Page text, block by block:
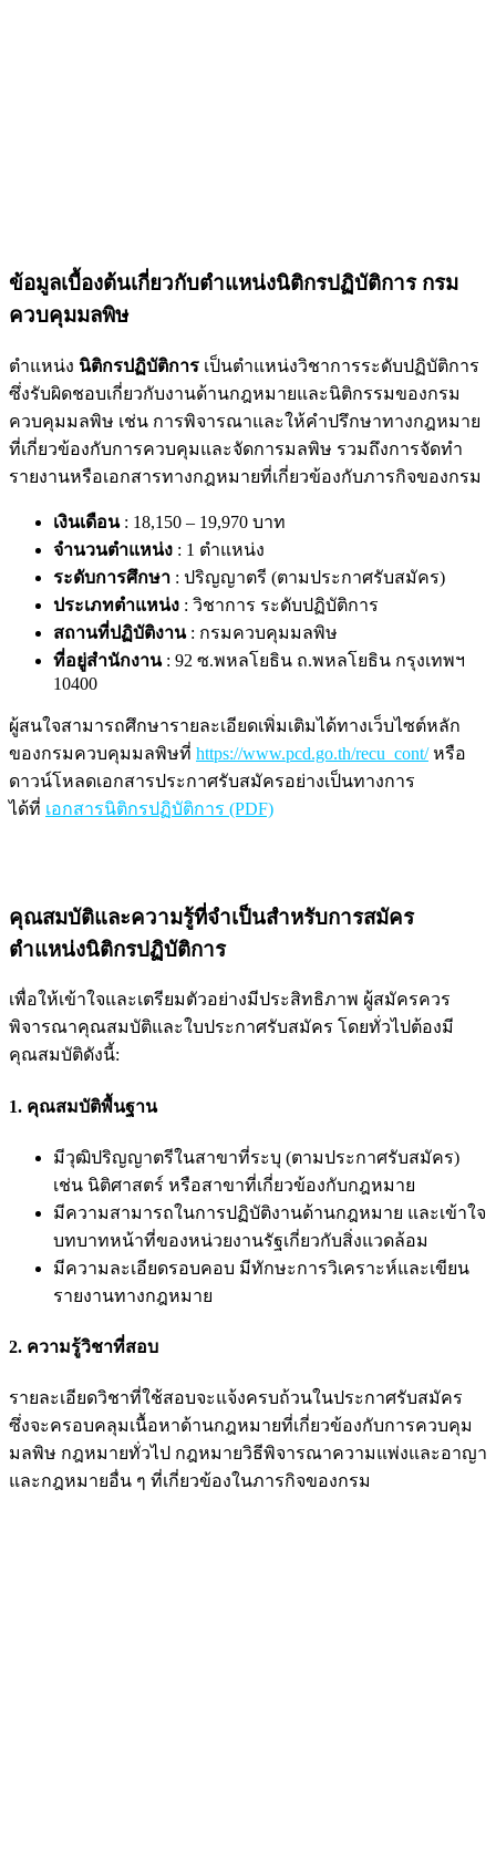
ข้อมูลเบื้องต้นเกี่ยวกับตำแหน่งนิติกรปฏิบัติการ กรม
ควบคุมมลพิษ
ตำแหน่ง นิติกรปฏิบัติการ เป็นตำแหน่งวิชาการระดับปฏิบัติการ
ซึ่งรับผิดชอบเกี่ยวกับงานด้านกฎหมายและนิติกรรมของกรม
ควบคุมมลพิษ เช่น การพิจารณาและให้คำปรึกษาทางกฎหมาย
ที่เกี่ยวข้องกับการควบคุมและจัดการมลพิษ รวมถึงการจัดทำ
รายงานหรือเอกสารทางกฎหมายที่เกี่ยวข้องกับภารกิจของกรม
เงินเดือน: 18,150 – 19,970 บาท
จำนวนตำแหน่ง : 1 ตำแหน่ง
ระดับการศึกษา : ปริญญาตรี (ตามประกาศรับสมัคร)
ประเภทตำแหน่ง : วิชาการ ระดับปฏิบัติการ
สถานที่ปฏิบัติงาน: กรมควบคุมมลพิษ
ที่อยู่สำนักงาน: 92 ซ.พหลโยธิน ถ.พหลโยธิน กรุงเทพฯ
10400
ผู้สนใจสามารถศึกษารายละเอียดเพิ่มเติมได้ทางเว็บไซต์หลัก
ของกรมควบคุมมลพิษที่ https://www.pcd.go.th/recu_cont/หรือ
ดาวน์โหลดเอกสารประกาศรับสมัครอย่างเป็นทางการ
ได้ที่ เอกสารนิติกรปฏิบัติการ (PDF)
คุณสมบัติและความรู้ที่จำเป็นสำหรับการสมัคร
ตำแหน่งนิติกรปฏิบัติการ
เพื่อให้เข้าใจและเตรียมตัวอย่างมีประสิทธิภาพ ผู้สมัครควร
พิจารณาคุณสมบัติและใบประกาศรับสมัคร โดยทั่วไปต้องมี
คุณสมบัติดังนี้:
1. คุณสมบัติพื้นฐาน
มีวุฒิปริญญาตรีในสาขาที่ระบุ (ตามประกาศรับสมัคร)
เช่น นิติศาสตร์ หรือสาขาที่เกี่ยวข้องกับกฎหมาย
มีความสามารถในการปฏิบัติงานด้านกฎหมาย และเข้าใจ
บทบาทหน้าที่ของหน่วยงานรัฐเกี่ยวกับสิ่งแวดล้อม
มีความละเอียดรอบคอบ มีทักษะการวิเคราะห์และเขียน
รายงานทางกฎหมาย
2. ความรู้วิชาที่สอบ
รายละเอียดวิชาที่ใช้สอบจะแจ้งครบถ้วนในประกาศรับสมัคร
ซึ่งจะครอบคลุมเนื้อหาด้านกฎหมายที่เกี่ยวข้องกับการควบคุม
มลพิษ กฎหมายทั่วไป กฎหมายวิธีพิจารณาความแพ่งและอาญา
และกฎหมายอื่น ๆ ที่เกี่ยวข้องในภารกิจของกรม